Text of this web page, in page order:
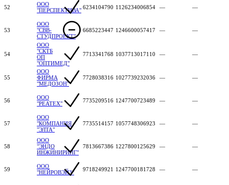
52
ООО
"ПЕРСПЕКТИВА" 6234104790 1126234006854 — —
53
ООО
"СВВ-
СТУДПРОЕКТ"
6685223447 1246600057417 — —
54
ООО
"СКТБ
ОП
"ОПТИМЕД"
7713341768 1037713017110 — —
55
ООО
ФИРМА
"МЕДОЗОН"
7728038316 1027739232036 — —
56
ООО
"РЕАТЕХ"
7735209516 1247700723489 — —
57
ООО
"КОМПАНИЯ
"ЭЛТА"
7735514157 1057748306923 — —
58
ООО
"ЭНДО
ИНЖИНИРИНГ"
7813667386 1227800125629 — —
59
ООО
"НЕЙРОВЭЙЗ"
9718249921 1247700181728 — —